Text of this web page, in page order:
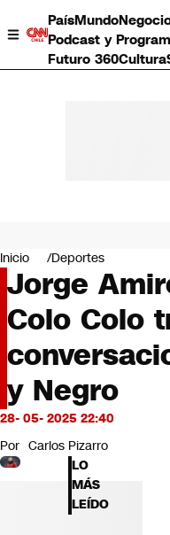
PaísMundo
Podcast y
Futuro 360Cultura
Negocios
Deportes
Programas completos
Cultura
Servicios
Bits
CNN tiempo
Futuro 360
Inicio Deportes
Jorge
Colo Colo
y Negro
28- 05- 2025 22:40
Por Carlos Pizarro
LO
MÁS
LEÍDO